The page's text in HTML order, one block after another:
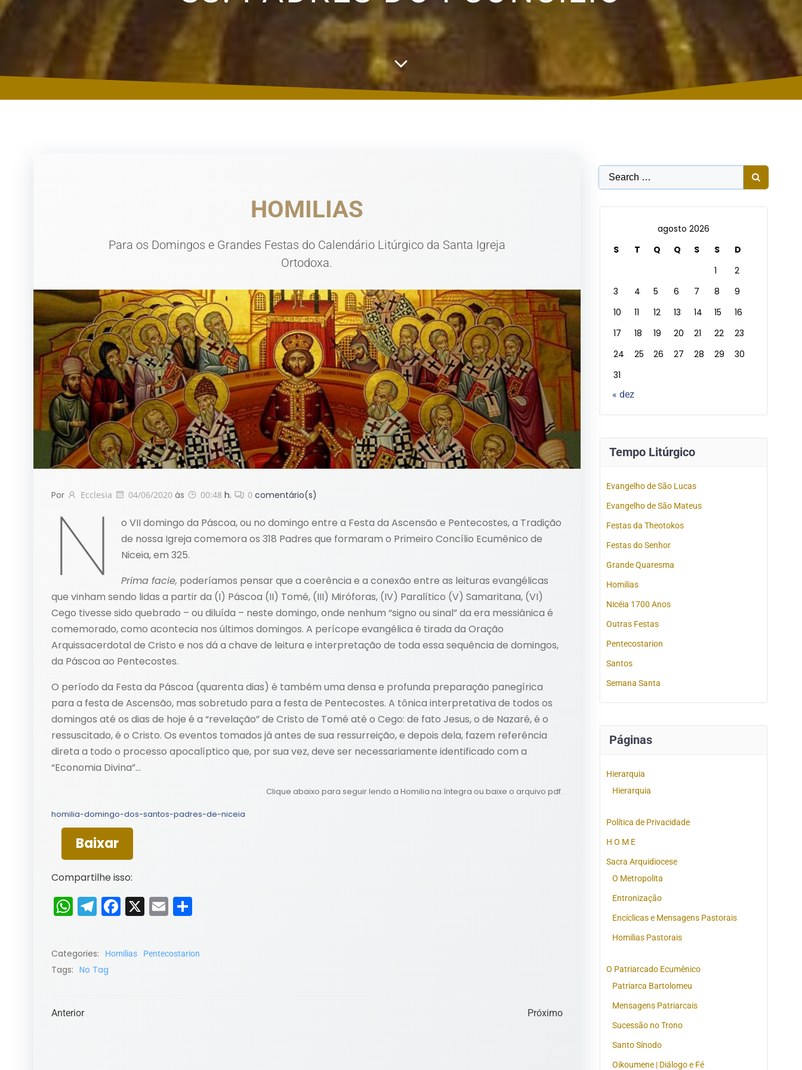
HOMILIAS
Para os Domingos e Grandes Festas do Calendário Litúrgico da Santa Igreja
Ortodoxa.
Por Ecclesia 04/06/2020 às 00:48 h. 0 comentário(s)
N
o VII domingo da Páscoa, ou no domingo entre a Festa da Ascensão e Pentecostes, a Tradição
de nossa Igreja comemora os 318 Padres que formaram o Primeiro Concílio Ecumênico de
Niceia, em 325.
Prima facie, poderíamos pensar que a coerência e a conexão entre as leituras evangélicas
que vinham sendo lidas a partir da (I) Páscoa (II) Tomé, (III) Miróforas, (IV) Paralítico (V) Samaritana, (VI)
Cego tivesse sido quebrado – ou diluída – neste domingo, onde nenhum “signo ou sinal” da era messiânica é
comemorado, como acontecia nos últimos domingos. A perícope evangélica é tirada da Oração
Arquissacerdotal de Cristo e nos dá a chave de leitura e interpretação de toda essa sequência de domingos,
da Páscoa ao Pentecostes.
O período da Festa da Páscoa (quarenta dias) é também uma densa e profunda preparação panegírica
para a festa de Ascensão, mas sobretudo para a festa de Pentecostes. A tônica interpretativa de todos os
domingos até os dias de hoje é a “revelação” de Cristo de Tomé até o Cego: de fato Jesus, o de Nazaré, é o
ressuscitado, é o Cristo. Os eventos tomados já antes de sua ressurreição, e depois dela, fazem referência
direta a todo o processo apocalíptico que, por sua vez, deve ser necessariamente identificado com a
“Economia Divina”…
Clique abaixo para seguir lendo a Homilia na íntegra ou baixe o arquivo pdf.
homilia-domingo-dos-santos-padres-de-niceia
Baixar
Compartilhe isso:
WhatsApp
Telegram
Facebook
X Email
Categories: Homilias Pentecostarion
Tags: No Tag
Post
Anterior Próximo
Search
for:
agosto 2026
S
T Q Q S S
D
1
2
3
4 5 6 7 8
9
10
11 12 13 14 15
16
17
18 19 20 21 22
23
24
25 26 27 28 29
30
31
« dez
Tempo Litúrgico
Evangelho de São Lucas
Evangelho de São Mateus
Festas da Theotokos
Festas do Senhor
Grande Quaresma
Homilias
Nicéia 1700 Anos
Outras Festas
Pentecostarion
Santos
Semana Santa
Páginas
Hierarquia
Hierarquia
Política de Privacidade
H O M E
Sacra Arquidiocese
O Metropolita
Entronização
Encíclicas e Mensagens Pastorais
Homilias Pastorais
O Patriarcado Ecumênico
Patriarca Bartolomeu
Mensagens Patriarcais
Sucessão no Trono
Santo Sínodo
Oikoumene | Diálogo e Fé